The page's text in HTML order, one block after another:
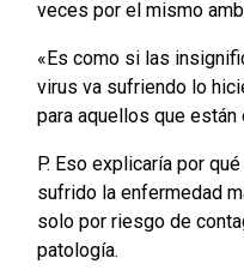
veces por el mismo
«Es como si las
virus va sufriendo lo
para aquellos que
P. Eso explicaría por
sufrido la enfermedad
solo por riesgo de
patología.